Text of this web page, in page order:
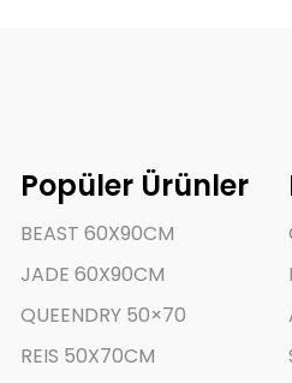
Popüler Ürünler
BEAST 60X90CM
JADE 60X90CM
QUEENDRY 50×70
REIS 50X70CM